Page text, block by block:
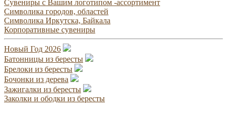
Сувениры с Вашим логотипом -ассортимент
Символика городов, областей
Символика Иркутска, Байкала
Корпоративные сувениры
Новый Год 2026
Батонницы из бересты
Брелоки из бересты
Бочонки из дерева
Зажигалки из бересты
Заколки и ободки из бересты